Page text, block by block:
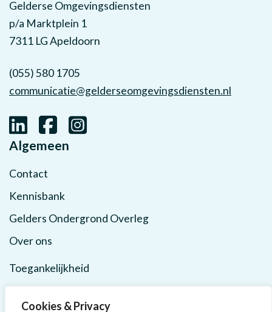
Cookies & Privacy
Gelderse Omgevingsdiensten
p/a Marktplein 1
7311 LG Apeldoorn
(055) 580 1705
communicatie@gelderseomgevingsdiensten.nl
Algemeen
Contact
Kennisbank
Gelders Ondergrond Overleg
Over ons
Toegankelijkheid